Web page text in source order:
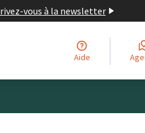
vous à la newsletter
Aide